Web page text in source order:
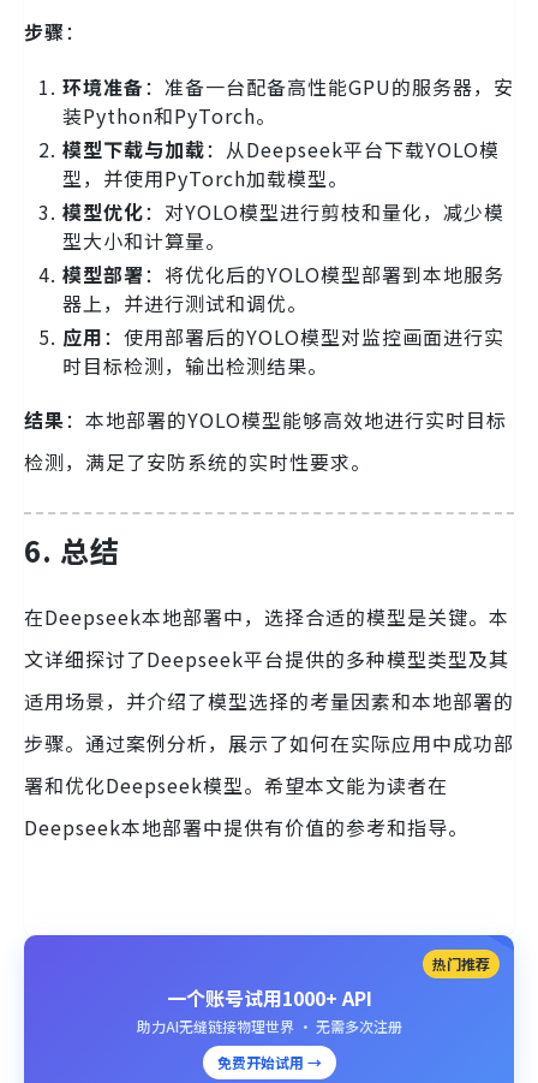
步骤：
环境准备：准备一台配备高性能GPU的服务器，安
装Python和PyTorch。
模型下载与加载：从Deepseek平台下载YOLO模
型，并使用PyTorch加载模型。
模型优化：对YOLO模型进行剪枝和量化，减少模
型大小和计算量。
模型部署：将优化后的YOLO模型部署到本地服务
器上，并进行测试和调优。
应用：使用部署后的YOLO模型对监控画面进行实
时目标检测，输出检测结果。
结果：本地部署的YOLO模型能够高效地进行实时目标
检测，满足了安防系统的实时性要求。
6. 总结
在Deepseek本地部署中，选择合适的模型是关键。本
文详细探讨了Deepseek平台提供的多种模型类型及其
适用场景，并介绍了模型选择的考量因素和本地部署的
步骤。通过案例分析，展示了如何在实际应用中成功部
署和优化Deepseek模型。希望本文能为读者在
Deepseek本地部署中提供有价值的参考和指导。
热门推荐
一个账号试用1000+ API
助力AI无缝链接物理世界 · 无需多次注册
免费开始试用 →